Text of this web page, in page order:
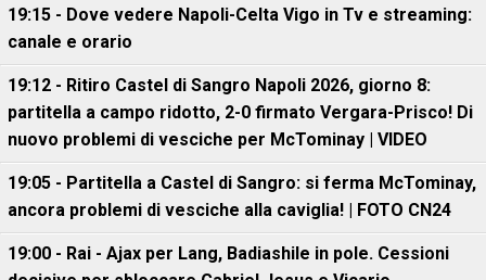
19:15 - Dove vedere Napoli-Celta Vigo in Tv e streaming:
canale e orario
19:12 - Ritiro Castel di Sangro Napoli 2026, giorno 8:
partitella a campo ridotto, 2-0 firmato Vergara-Prisco! Di
nuovo problemi di vesciche per McTominay | VIDEO
19:05 - Partitella a Castel di Sangro: si ferma McTominay,
ancora problemi di vesciche alla caviglia! | FOTO CN24
19:00 - Rai - Ajax per Lang, Badiashile in pole. Cessioni